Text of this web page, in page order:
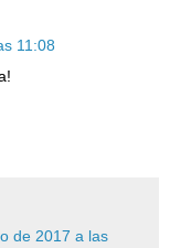
11:08
de 2017 a las